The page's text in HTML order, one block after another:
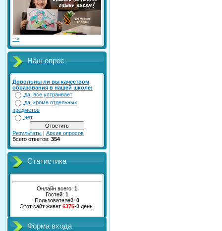
-->
Наш опрос
Довольны ли вы качеством
образования в нашей школе:
да, все устраивает
да, кроме отдельных
предметов
нет
Результаты | Архив опросов
Всего ответов: 354
Статистика
Онлайн всего: 1
Гостей: 1
Пользователей: 0
Этот сайт живет 6376-й день.
Форма входа